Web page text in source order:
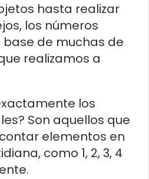
hasta realizar
los números
de muchas de
realizamos a
los
Son aquellos que
elementos en
como 1, 2, 3, 4